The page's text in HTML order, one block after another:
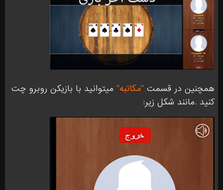
همچنین در قسمت "مکاتبه" میتوانید با بازیکن روبرو چت
کنید .مانند شکل زیر: